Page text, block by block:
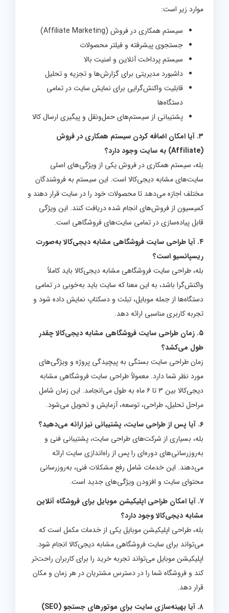
موارد زیر است:
سیستم همکاری در فروش (Affiliate Marketing)
جستجوی پیشرفته و فیلتر محصولات
سیستم پرداخت آنلاین و امنیت بالا
داشبورد مدیریتی برای گزارش‌ها و تجزیه و تحلیل
قابلیت واکنش‌گرایی برای نمایش سایت در تمامی
دستگاه‌ها
پشتیبانی از سیستم‌های حمل‌ونقل و پیگیری ارسال کالا
۳. آیا امکان اضافه کردن سیستم همکاری در فروش
(Affiliate) به سایت وجود دارد؟
بله، سیستم همکاری در فروش یکی از ویژگی‌های اصلی
سایت‌های مشابه دیجی‌کالا است. این سیستم به فروشندگان
مختلف اجازه می‌دهد تا محصولات خود را در سایت قرار دهند و
کمیسیون از فروش‌های انجام شده دریافت کنند. این ویژگی
قابل پیاده‌سازی در تمامی سایت‌های فروشگاهی است.
۴. آیا طراحی سایت فروشگاهی مشابه دیجی‌کالا به‌صورت
ریسپانسیو است؟
بله، طراحی سایت فروشگاهی مشابه دیجی‌کالا باید کاملاً
واکنش‌گرا باشد، به این معنا که سایت باید به‌خوبی در تمامی
دستگاه‌ها از جمله موبایل، تبلت و دسکتاپ نمایش داده شود و
تجربه کاربری مناسبی ارائه دهد.
۵. زمان طراحی سایت فروشگاهی مشابه دیجی‌کالا چقدر
طول می‌کشد؟
زمان طراحی سایت بستگی به پیچیدگی پروژه و ویژگی‌های
مورد نظر شما دارد. معمولاً طراحی سایت فروشگاهی مشابه
دیجی‌کالا بین ۳ تا ۶ ماه به طول می‌انجامد. این زمان شامل
مراحل تحلیل، طراحی، توسعه، آزمایش و تحویل می‌شود.
۶. آیا پس از طراحی سایت، پشتیبانی نیز ارائه می‌دهید؟
بله، بسیاری از شرکت‌های طراحی سایت، پشتیبانی فنی و
به‌روزرسانی‌های دوره‌ای را پس از راه‌اندازی سایت ارائه
می‌دهند. این خدمات شامل رفع مشکلات فنی، به‌روزرسانی
محتوای سایت و افزودن ویژگی‌های جدید است.
۷. آیا امکان طراحی اپلیکیشن موبایل برای فروشگاه آنلاین
مشابه دیجی‌کالا وجود دارد؟
بله، طراحی اپلیکیشن موبایل یکی از خدمات مکمل است که
می‌تواند برای سایت فروشگاهی مشابه دیجی‌کالا انجام شود.
اپلیکیشن موبایل می‌تواند تجربه خرید را برای کاربران راحت‌تر
کند و فروشگاه شما را در دسترس مشتریان در هر زمان و مکان
قرار دهد.
۸. آیا بهینه‌سازی سایت برای موتورهای جستجو (SEO)